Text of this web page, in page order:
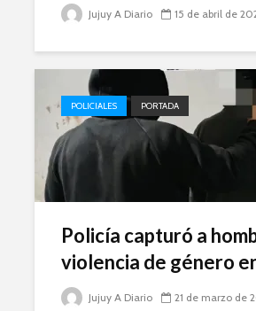
Jujuy A Diario 15 de abril de
POLICIALES PORTADA
Policía capturó a
violencia de género
Jujuy A Diario 21 de marzo de